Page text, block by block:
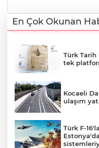
En Çok Okunan
Türk
tek
Kocaeli
ulaşım
Türk F-